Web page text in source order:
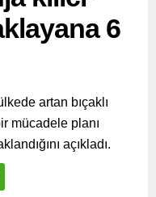
6
artan bıçaklı
mücadele planı
açıkladı.